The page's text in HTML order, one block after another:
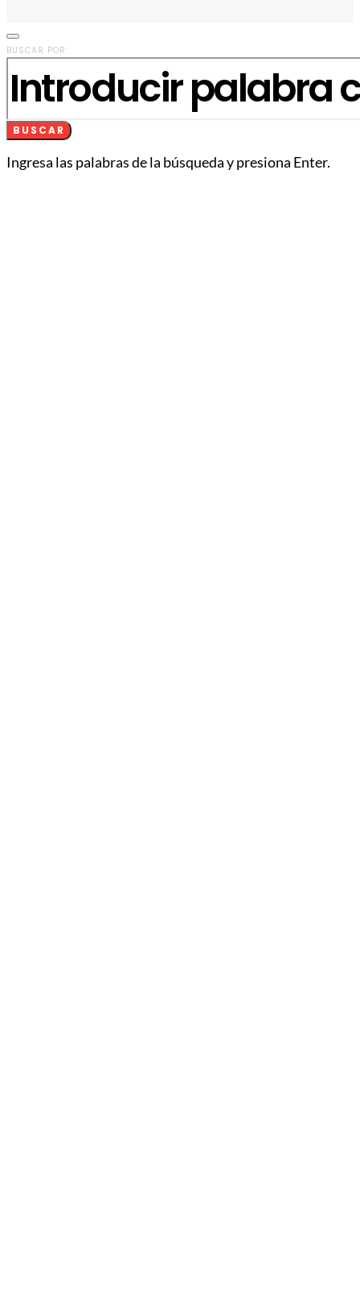
BUSCAR POR:
BUSCAR
Ingresa las palabras de la búsqueda y presiona Enter.